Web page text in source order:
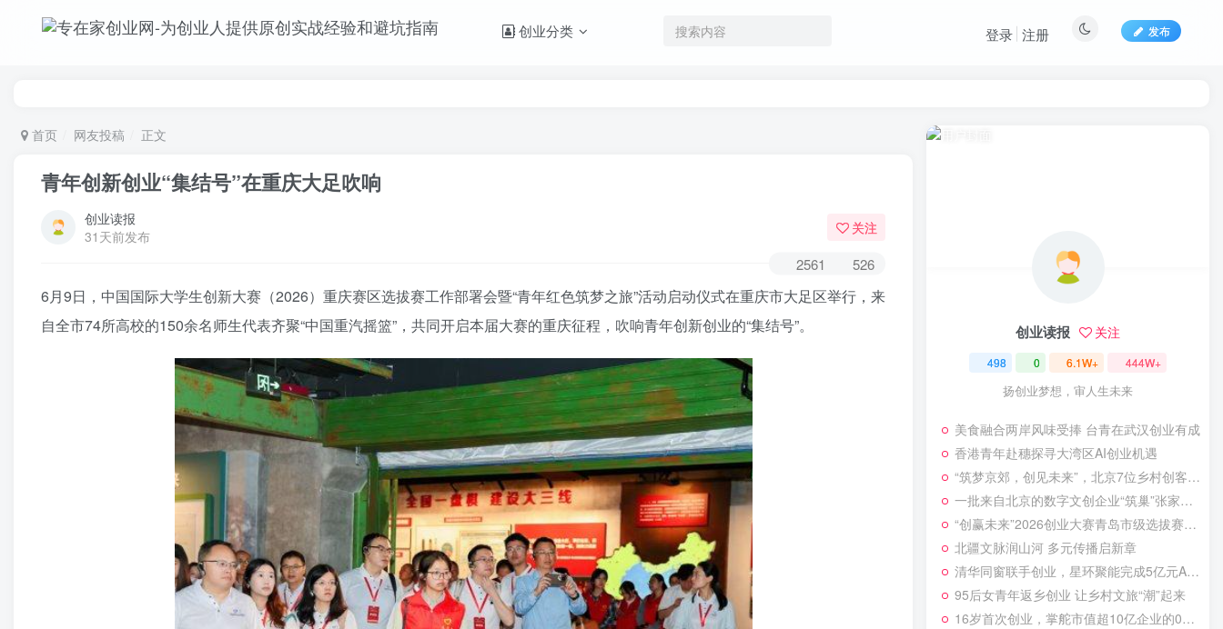
创业分类 发布
登录 注册
首页 网友投稿 正文
青年创新创业“集结号”在重庆大足吹响
创业读报
31天前发布
关注
2561 526
6月9日，中国国际大学生创新大赛（2026）重庆赛区选拔赛工作部署会暨“青年红色筑梦之旅”活动启动仪式在重庆市大足区举行，来
自全市74所高校的150余名师生代表齐聚“中国重汽摇篮”，共同开启本届大赛的重庆征程，吹响青年创新创业的“集结号”。
创业读报 关注
498 0 6.1W+ 444W+
扬创业梦想，审人生未来
美食融合两岸风味受捧 台青在武汉创业有成
香港青年赴穗探寻大湾区AI创业机遇
“筑梦京郊，创见未来”，北京7位乡村创客分享创业故事
一批来自北京的数字文创企业“筑巢”张家口 带着订单技术和梦想来创业
“创赢未来”2026创业大赛青岛市级选拔赛落幕，12个项目将迎战省赛
北疆文脉润山河 多元传播启新章
清华同窗联手创业，星环聚能完成5亿元A+轮融资、跻身独角兽
95后女青年返乡创业 让乡村文旅“潮”起来
16岁首次创业，掌舵市值超10亿企业的00后小伙潘远志：目标是让“中国芯”跑得快又稳